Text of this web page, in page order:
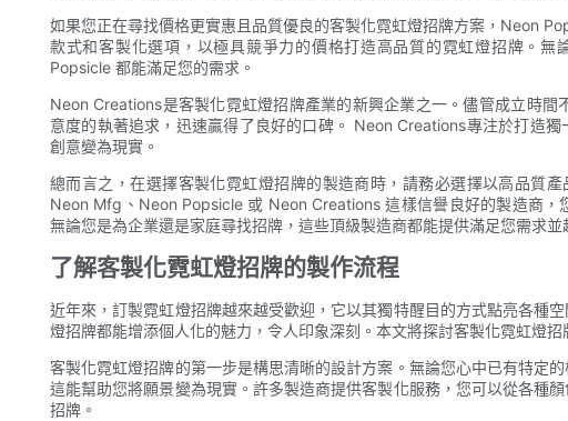
如果您正在尋找價格更實惠且品質優良的客製化霓虹燈招牌方案，Neon
款式和客製化選項，以極具競爭力的價格打造高品質的霓虹燈招牌。
Popsicle 都能滿足您的需求。
Neon Creations是客製化霓虹燈招牌產業的新興企業之一。儘管成立時
意度的執著追求，迅速贏得了良好的口碑。 Neon Creations專注於打造
創意變為現實。
總而言之，在選擇客製化霓虹燈招牌的製造商時，請務必選擇以高品質
Neon Mfg、Neon Popsicle 或 Neon Creations 這樣信譽良好的製造商，
無論您是為企業還是家庭尋找招牌，這些頂級製造商都能提供滿足您需求並
了解客製化霓虹燈招牌的製作流程
近年來，訂製霓虹燈招牌越來越受歡迎，它以其獨特醒目的方式點亮各種
燈招牌都能增添個人化的魅力，令人印象深刻。本文將探討客製化霓虹燈
客製化霓虹燈招牌的第一步是構思清晰的設計方案。無論您心中已有特定
這能幫助您將願景變為現實。許多製造商提供客製化服務，您可以從各種
招牌。